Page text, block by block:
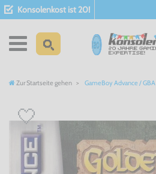
Konsolenkost ist 20!
Zur Startseite gehen GameBoy Advance / GBA